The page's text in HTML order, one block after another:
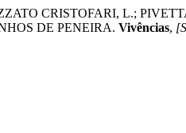
CRISTOFARI, L.;
DE PENEIRA. Vivências,